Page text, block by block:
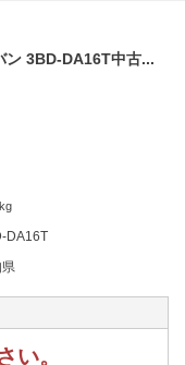
ン 3BD-DA16T中古...
kg
DA16T
い。